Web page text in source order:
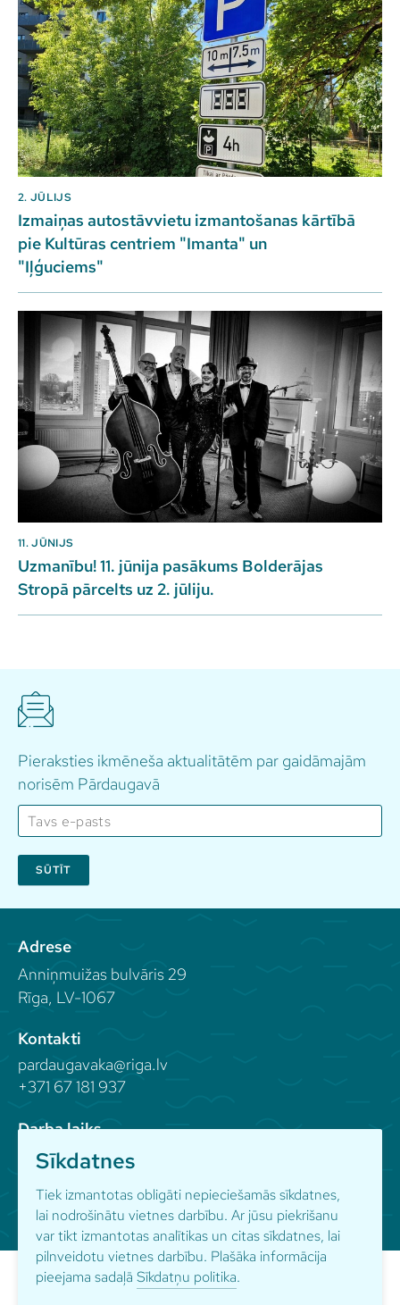
Sīkdatnes
Tiek izmantotas obligāti nepieciešamās sīkdatnes,
lai nodrošinātu vietnes darbību. Ar jūsu piekrišanu
var tikt izmantotas analītikas un citas sīkdatnes, lai
pilnveidotu vietnes darbību. Plašāka informācija
pieejama sadaļā Sīkdatņu politika.
2. JŪLIJS
Izmaiņas autostāvvietu izmantošanas kārtībā
pie Kultūras centriem "Imanta" un
"Iļģuciems"
11. JŪNIJS
Uzmanību! 11. jūnija pasākums Bolderājas
Stropā pārcelts uz 2. jūliju.
Pieraksties ikmēneša aktualitātēm par gaidāmajām
norisēm Pārdaugavā
SŪTĪT
Adrese
Anniņmuižas bulvāris 29
Rīga, LV-1067
Kontakti
pardaugavaka@riga.lv
+371 67 181 937
Darba laiks
Seko mums